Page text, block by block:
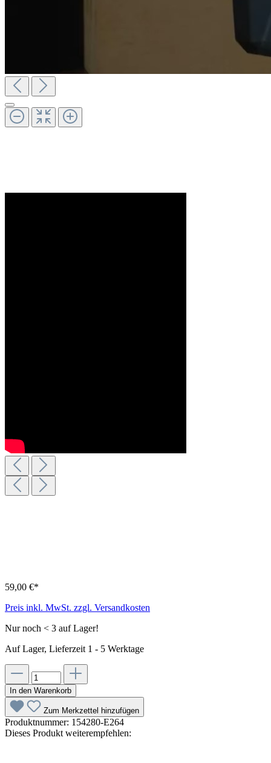
59,00 €*
Preis inkl. MwSt. zzgl. Versandkosten
Nur noch < 3 auf Lager!
Auf Lager, Lieferzeit 1 - 5 Werktage
In den Warenkorb
Zum Merkzettel hinzufügen
Produktnummer: 154280-E264
Dieses Produkt weiterempfehlen: